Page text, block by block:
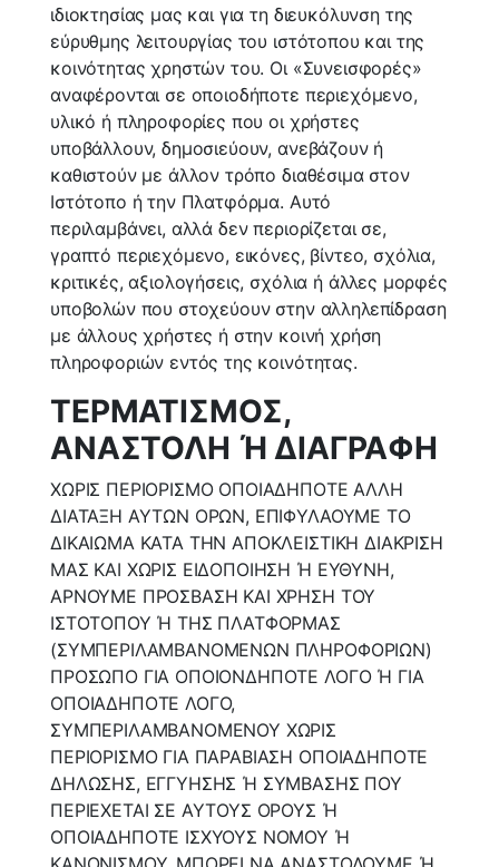
ιδιοκτησίας μας και για τη διευκόλυνση της
εύρυθμης λειτουργίας του ιστότοπου και της
κοινότητας χρηστών του. Οι «Συνεισφορές»
αναφέρονται σε οποιοδήποτε περιεχόμενο,
υλικό ή πληροφορίες που οι χρήστες
υποβάλλουν, δημοσιεύουν, ανεβάζουν ή
καθιστούν με άλλον τρόπο διαθέσιμα στον
Ιστότοπο ή την Πλατφόρμα. Αυτό
περιλαμβάνει, αλλά δεν περιορίζεται σε,
γραπτό περιεχόμενο, εικόνες, βίντεο, σχόλια,
κριτικές, αξιολογήσεις, σχόλια ή άλλες μορφές
υποβολών που στοχεύουν στην αλληλεπίδραση
με άλλους χρήστες ή στην κοινή χρήση
πληροφοριών εντός της κοινότητας.
ΤΕΡΜΑΤΙΣΜΟΣ,
ΑΝΑΣΤΟΛΗ Ή ΔΙΑΓΡΑΦΗ
ΧΩΡΙΣ ΠΕΡΙΟΡΙΣΜΟ ΟΠΟΙΑΔΗΠΟΤΕ ΑΛΛΗ
ΔΙΑΤΑΞΗ ΑΥΤΩΝ ΟΡΩΝ, ΕΠΙΦΥΛΑΟΥΜΕ ΤΟ
ΔΙΚΑΙΩΜΑ ΚΑΤΑ ΤΗΝ ΑΠΟΚΛΕΙΣΤΙΚΗ ΔΙΑΚΡΙΣΗ
ΜΑΣ ΚΑΙ ΧΩΡΙΣ ΕΙΔΟΠΟΙΗΣΗ Ή ΕΥΘΥΝΗ,
ΑΡΝΟΥΜΕ ΠΡΟΣΒΑΣΗ ΚΑΙ ΧΡΗΣΗ ΤΟΥ
ΙΣΤΟΤΟΠΟΥ Ή ΤΗΣ ΠΛΑΤΦΟΡΜΑΣ
(ΣΥΜΠΕΡΙΛΑΜΒΑΝΟΜΕΝΩΝ ΠΛΗΡΟΦΟΡΙΩΝ)
ΠΡΟΣΩΠΟ ΓΙΑ ΟΠΟΙΟΝΔΗΠΟΤΕ ΛΟΓΟ Ή ΓΙΑ
ΟΠΟΙΑΔΗΠΟΤΕ ΛΟΓΟ,
ΣΥΜΠΕΡΙΛΑΜΒΑΝΟΜΕΝΟΥ ΧΩΡΙΣ
ΠΕΡΙΟΡΙΣΜΟ ΓΙΑ ΠΑΡΑΒΙΑΣΗ ΟΠΟΙΑΔΗΠΟΤΕ
ΔΗΛΩΣΗΣ, ΕΓΓΥΗΣΗΣ Ή ΣΥΜΒΑΣΗΣ ΠΟΥ
ΠΕΡΙΕΧΕΤΑΙ ΣΕ ΑΥΤΟΥΣ ΟΡΟΥΣ Ή
ΟΠΟΙΑΔΗΠΟΤΕ ΙΣΧΥΟΥΣ ΝΟΜΟΥ Ή